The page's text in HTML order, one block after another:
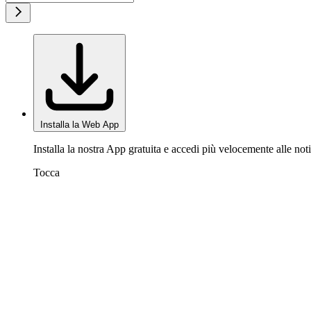
Installa la Web App
Installa la nostra App gratuita e accedi più velocemente alle
Tocca